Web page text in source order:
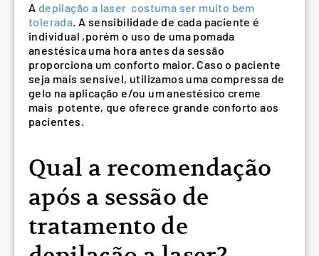
A depilação a laser costuma ser muito bem
tolerada. A sensibilidade de cada paciente é
individual ,porém o uso de uma pomada
anestésica uma hora antes da sessão
proporciona um conforto maior. Caso o paciente
seja mais sensível, utilizamos uma compressa de
gelo na aplicação e/ou um anestésico creme
mais potente, que oferece grande conforto aos
pacientes.
Qual a recomendação
após a sessão de
tratamento de